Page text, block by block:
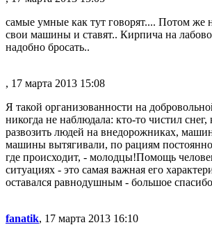
самые умные как тут говорят.... Потом же
свои машины и ставят.. Кирпича на
надобно бросать..
, 17 марта 2013 15:08
Я такой организованности на
никогда не наблюдала: кто-то чистил
развозить людей на внедорожниках,
машины вытягивали, по рациям
где происходит, - молодцы!Помощь
ситуациях - это самая важная его
оставался равнодушным - большое
fanatik, 17 марта 2013 16:10